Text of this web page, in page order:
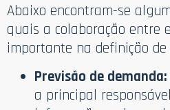
Abaixo encontram-se
quais a colaboração entre
importante na definição de
Previsão de demanda:
a principal